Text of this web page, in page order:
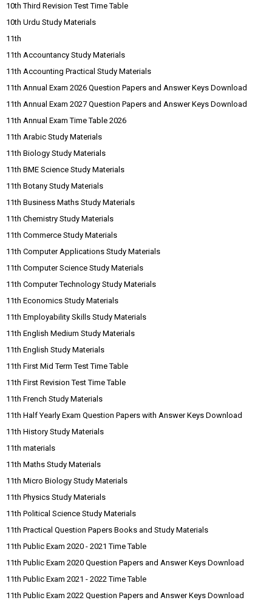
10th Third Revision Test Time Table
10th Urdu Study Materials
11th
11th Accountancy Study Materials
11th Accounting Practical Study Materials
11th Annual Exam 2026 Question Papers and Answer Keys Download
11th Annual Exam 2027 Question Papers and Answer Keys Download
11th Annual Exam Time Table 2026
11th Arabic Study Materials
11th Biology Study Materials
11th BME Science Study Materials
11th Botany Study Materials
11th Business Maths Study Materials
11th Chemistry Study Materials
11th Commerce Study Materials
11th Computer Applications Study Materials
11th Computer Science Study Materials
11th Computer Technology Study Materials
11th Economics Study Materials
11th Employability Skills Study Materials
11th English Medium Study Materials
11th English Study Materials
11th First Mid Term Test Time Table
11th First Revision Test Time Table
11th French Study Materials
11th Half Yearly Exam Question Papers with Answer Keys Download
11th History Study Materials
11th materials
11th Maths Study Materials
11th Micro Biology Study Materials
11th Physics Study Materials
11th Political Science Study Materials
11th Practical Question Papers Books and Study Materials
11th Public Exam 2020 - 2021 Time Table
11th Public Exam 2020 Question Papers and Answer Keys Download
11th Public Exam 2021 - 2022 Time Table
11th Public Exam 2022 Question Papers and Answer Keys Download